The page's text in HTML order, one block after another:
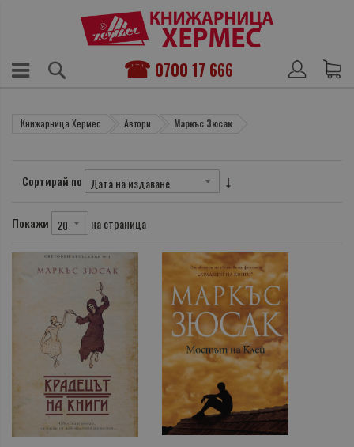
0700 17 666
Книжарница Хермес Автори Маркъс Зюсак
Сортирай по
Покажи на страница